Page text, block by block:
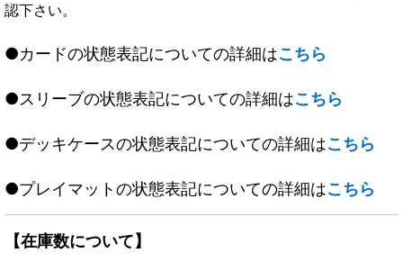
認下さい。
●カードの状態表記についての詳細はこちら
●スリーブの状態表記についての詳細はこちら
●デッキケースの状態表記についての詳細はこちら
●プレイマットの状態表記についての詳細はこちら
【在庫数について】